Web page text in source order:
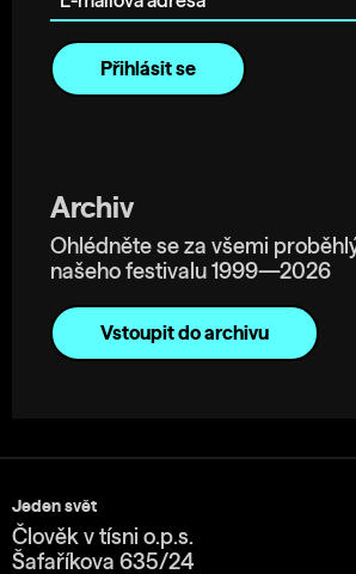
Archiv
Ohlédněte se za všemi
našeho festivalu 1999—2026
Vstoupit do archivu
Jeden svět
Člověk v tísni o.p.s.
Šafaříkova 635/24